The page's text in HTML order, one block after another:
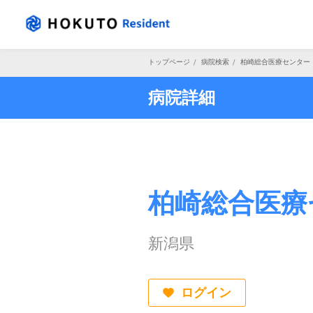
トップページ / 病院検索 / 柏崎総合医療センター
病院詳細
柏崎総合医
新潟県
ログイン